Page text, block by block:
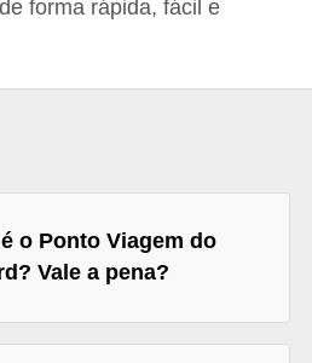
forma rápida, fácil e
o Ponto Viagem do
Vale a pena?